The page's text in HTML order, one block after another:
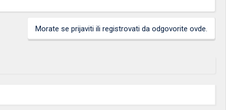
Morate se prijaviti ili registrovati da odgovorite ovde.